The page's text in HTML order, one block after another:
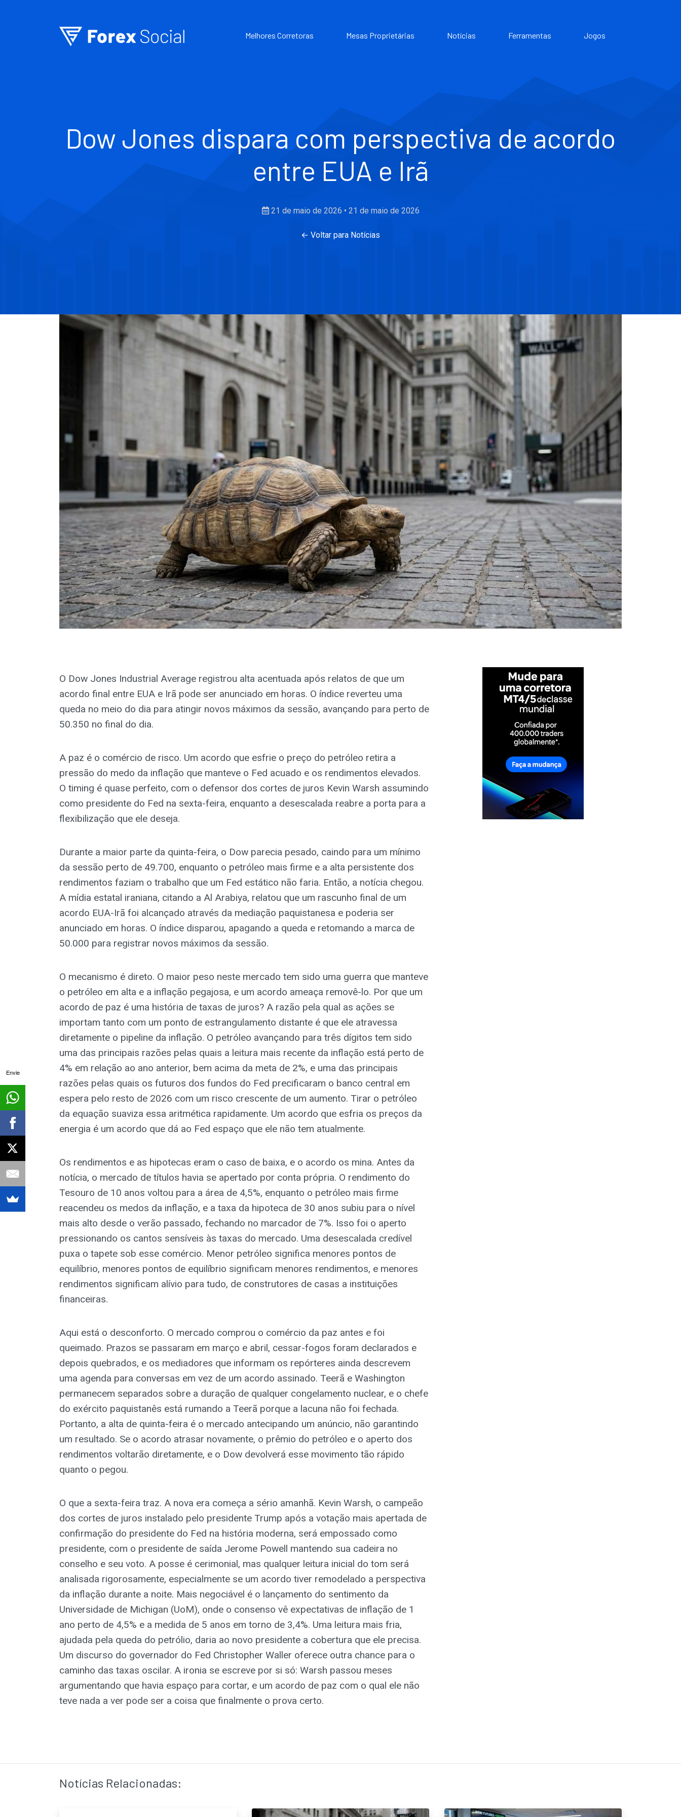
Melhores Corretoras Mesas Proprietárias Notícias Ferramentas Jogos
Dow Jones dispara com perspectiva de acordo
entre EUA e Irã
21 de maio de 2026 • 21 de maio de 2026
← Voltar para Notícias
O Dow Jones Industrial Average registrou alta acentuada após relatos de que um
acordo final entre EUA e Irã pode ser anunciado em horas. O índice reverteu uma
queda no meio do dia para atingir novos máximos da sessão, avançando para perto de
50.350 no final do dia.
A paz é o comércio de risco. Um acordo que esfrie o preço do petróleo retira a
pressão do medo da inflação que manteve o Fed acuado e os rendimentos elevados.
O timing é quase perfeito, com o defensor dos cortes de juros Kevin Warsh assumindo
como presidente do Fed na sexta-feira, enquanto a desescalada reabre a porta para a
flexibilização que ele deseja.
Durante a maior parte da quinta-feira, o Dow parecia pesado, caindo para um mínimo
da sessão perto de 49.700, enquanto o petróleo mais firme e a alta persistente dos
rendimentos faziam o trabalho que um Fed estático não faria. Então, a notícia chegou.
A mídia estatal iraniana, citando a Al Arabiya, relatou que um rascunho final de um
acordo EUA-Irã foi alcançado através da mediação paquistanesa e poderia ser
anunciado em horas. O índice disparou, apagando a queda e retomando a marca de
50.000 para registrar novos máximos da sessão.
O mecanismo é direto. O maior peso neste mercado tem sido uma guerra que manteve
o petróleo em alta e a inflação pegajosa, e um acordo ameaça removê-lo. Por que um
acordo de paz é uma história de taxas de juros? A razão pela qual as ações se
importam tanto com um ponto de estrangulamento distante é que ele atravessa
diretamente o pipeline da inflação. O petróleo avançando para três dígitos tem sido
uma das principais razões pelas quais a leitura mais recente da inflação está perto de
4% em relação ao ano anterior, bem acima da meta de 2%, e uma das principais
razões pelas quais os futuros dos fundos do Fed precificaram o banco central em
espera pelo resto de 2026 com um risco crescente de um aumento. Tirar o petróleo
da equação suaviza essa aritmética rapidamente. Um acordo que esfria os preços da
energia é um acordo que dá ao Fed espaço que ele não tem atualmente.
Os rendimentos e as hipotecas eram o caso de baixa, e o acordo os mina. Antes da
notícia, o mercado de títulos havia se apertado por conta própria. O rendimento do
Tesouro de 10 anos voltou para a área de 4,5%, enquanto o petróleo mais firme
reacendeu os medos da inflação, e a taxa da hipoteca de 30 anos subiu para o nível
mais alto desde o verão passado, fechando no marcador de 7%. Isso foi o aperto
pressionando os cantos sensíveis às taxas do mercado. Uma desescalada credível
puxa o tapete sob esse comércio. Menor petróleo significa menores pontos de
equilíbrio, menores pontos de equilíbrio significam menores rendimentos, e menores
rendimentos significam alívio para tudo, de construtores de casas a instituições
financeiras.
Aqui está o desconforto. O mercado comprou o comércio da paz antes e foi
queimado. Prazos se passaram em março e abril, cessar-fogos foram declarados e
depois quebrados, e os mediadores que informam os repórteres ainda descrevem
uma agenda para conversas em vez de um acordo assinado. Teerã e Washington
permanecem separados sobre a duração de qualquer congelamento nuclear, e o chefe
do exército paquistanês está rumando a Teerã porque a lacuna não foi fechada.
Portanto, a alta de quinta-feira é o mercado antecipando um anúncio, não garantindo
um resultado. Se o acordo atrasar novamente, o prêmio do petróleo e o aperto dos
rendimentos voltarão diretamente, e o Dow devolverá esse movimento tão rápido
quanto o pegou.
O que a sexta-feira traz. A nova era começa a sério amanhã. Kevin Warsh, o campeão
dos cortes de juros instalado pelo presidente Trump após a votação mais apertada de
confirmação do presidente do Fed na história moderna, será empossado como
presidente, com o presidente de saída Jerome Powell mantendo sua cadeira no
conselho e seu voto. A posse é cerimonial, mas qualquer leitura inicial do tom será
analisada rigorosamente, especialmente se um acordo tiver remodelado a perspectiva
da inflação durante a noite. Mais negociável é o lançamento do sentimento da
Universidade de Michigan (UoM), onde o consenso vê expectativas de inflação de 1
ano perto de 4,5% e a medida de 5 anos em torno de 3,4%. Uma leitura mais fria,
ajudada pela queda do petrólio, daria ao novo presidente a cobertura que ele precisa.
Um discurso do governador do Fed Christopher Waller oferece outra chance para o
caminho das taxas oscilar. A ironia se escreve por si só: Warsh passou meses
argumentando que havia espaço para cortar, e um acordo de paz com o qual ele não
teve nada a ver pode ser a coisa que finalmente o prova certo.
Notícias Relacionadas:
Envie